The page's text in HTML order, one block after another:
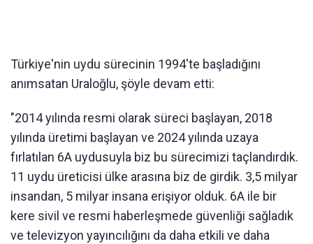
Türkiye'nin uydu sürecinin 1994'te başladığını
anımsatan Uraloğlu, şöyle devam etti:
"2014 yılında resmi olarak süreci başlayan, 2018
yılında üretimi başlayan ve 2024 yılında uzaya
fırlatılan 6A uydusuyla biz bu sürecimizi taçlandırdık.
11 uydu üreticisi ülke arasına biz de girdik. 3,5 milyar
insandan, 5 milyar insana erişiyor olduk. 6A ile bir
kere sivil ve resmi haberleşmede güvenliği sağladık
ve televizyon yayıncılığını da daha etkili ve daha